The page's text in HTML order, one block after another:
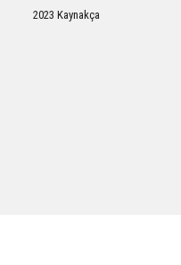
2023 Kaynakça